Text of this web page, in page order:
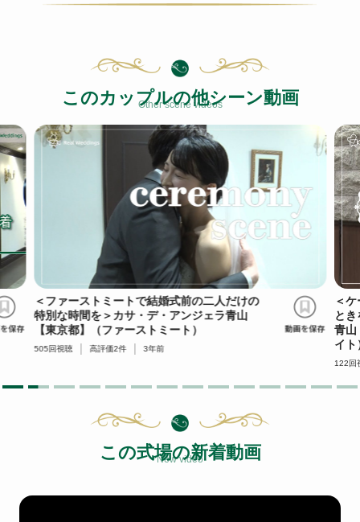
Other scene videos
このカップルの他シーン動画
＜ファーストミートで結婚式前の二人だけの
特別な時間を＞カサ・デ・アンジェラ青山
【東京都】（ファーストミート）
505回視聴 高評価2件 3年前
＜
と
青山
イト
122 回
New video
この式場の新着動画